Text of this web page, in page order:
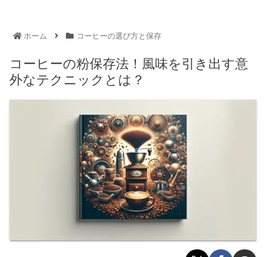
ホーム コーヒーの選び方と保存
コーヒーの粉保存法！風味を引き出す意
外なテクニックとは？